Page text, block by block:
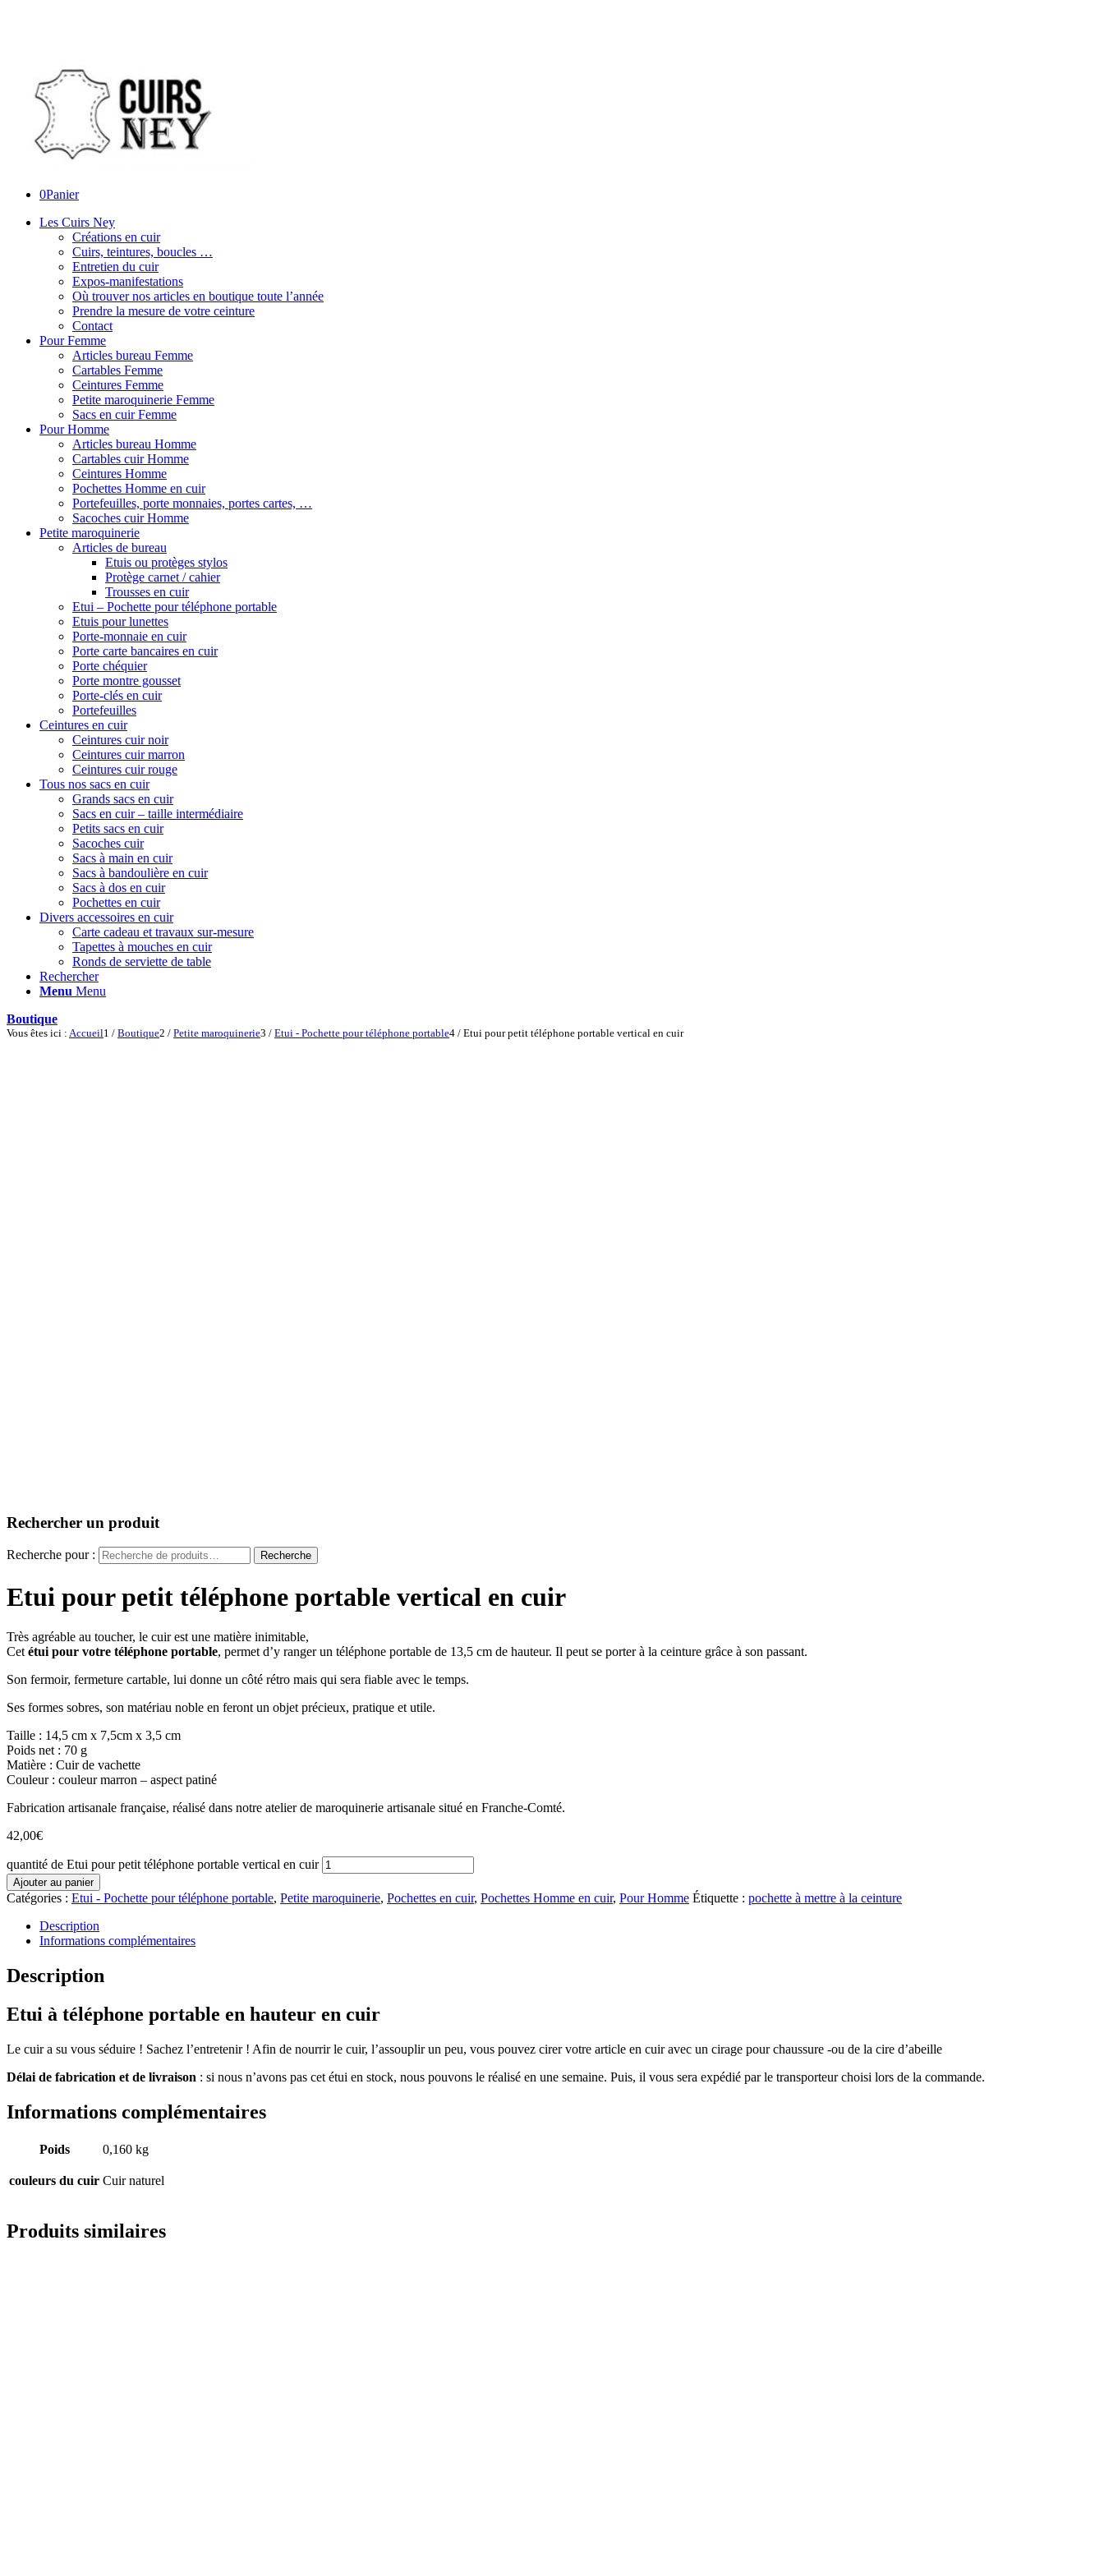
0Panier
Les Cuirs Ney
Créations en cuir
Cuirs, teintures, boucles …
Entretien du cuir
Expos-manifestations
Où trouver nos articles en boutique toute l’année
Prendre la mesure de votre ceinture
Contact
Pour Femme
Articles bureau Femme
Cartables Femme
Ceintures Femme
Petite maroquinerie Femme
Sacs en cuir Femme
Pour Homme
Articles bureau Homme
Cartables cuir Homme
Ceintures Homme
Pochettes Homme en cuir
Portefeuilles, porte monnaies, portes cartes, …
Sacoches cuir Homme
Petite maroquinerie
Articles de bureau
Etuis ou protèges stylos
Protège carnet / cahier
Trousses en cuir
Etui – Pochette pour téléphone portable
Etuis pour lunettes
Porte-monnaie en cuir
Porte carte bancaires en cuir
Porte chéquier
Porte montre gousset
Porte-clés en cuir
Portefeuilles
Ceintures en cuir
Ceintures cuir noir
Ceintures cuir marron
Ceintures cuir rouge
Tous nos sacs en cuir
Grands sacs en cuir
Sacs en cuir – taille intermédiaire
Petits sacs en cuir
Sacoches cuir
Sacs à main en cuir
Sacs à bandoulière en cuir
Sacs à dos en cuir
Pochettes en cuir
Divers accessoires en cuir
Carte cadeau et travaux sur-mesure
Tapettes à mouches en cuir
Ronds de serviette de table
Rechercher
Menu Menu
Boutique
Vous êtes ici : Accueil1 / Boutique2 / Petite maroquinerie3 / Etui - Pochette pour téléphone portable4 / Etui pour petit téléphone portable vertical en cuir
Rechercher un produit
Recherche pour : Recherche
Etui pour petit téléphone portable vertical en cuir
Très agréable au toucher, le cuir est une matière inimitable,
Cet étui pour votre téléphone portable, permet d’y ranger un téléphone portable de 13,5 cm de hauteur. Il peut se porter à la ceinture grâce à son passant.
Son fermoir, fermeture cartable, lui donne un côté rétro mais qui sera fiable avec le temps.
Ses formes sobres, son matériau noble en feront un objet précieux, pratique et utile.
Taille : 14,5 cm x 7,5cm x 3,5 cm
Poids net : 70 g
Matière : Cuir de vachette
Couleur : couleur marron – aspect patiné
Fabrication artisanale française, réalisé dans notre atelier de maroquinerie artisanale situé en Franche-Comté.
42,00€
quantité de Etui pour petit téléphone portable vertical en cuir
Ajouter au panier
Catégories : Etui - Pochette pour téléphone portable, Petite maroquinerie, Pochettes en cuir, Pochettes Homme en cuir, Pour Homme Étiquette : pochette à mettre à la ceinture
Description
Informations complémentaires
Description
Etui à téléphone portable en hauteur en cuir
Le cuir a su vous séduire ! Sachez l’entretenir ! Afin de nourrir le cuir, l’assouplir un peu, vous pouvez cirer votre article en cuir avec un cirage pour chaussure -ou de la cire d’abeille
Délai de fabrication et de livraison : si nous n’avons pas cet étui en stock, nous pouvons le réalisé en une semaine. Puis, il vous sera expédié par le transporteur choisi lors de la commande.
Informations complémentaires
Poids 0,160 kg
couleurs du cuir Cuir naturel
Produits similaires